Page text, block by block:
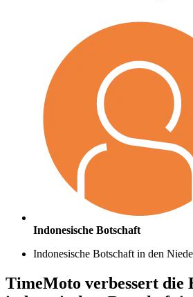
Indonesische Botschaft
Indonesische Botschaft in den
TimeMoto verbessert die